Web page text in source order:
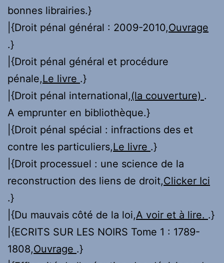
bonnes librairies.}
|{Droit pénal général : 2009-2010,Ouvrage
.}
|{Droit pénal général et procédure
pénale,Le livre .}
|{Droit pénal international,(la couverture) .
A emprunter en bibliothèque.}
|{Droit pénal spécial : infractions des et
contre les particuliers,Le livre .}
|{Droit processuel : une science de la
reconstruction des liens de droit,Clicker Ici
.}
|{Du mauvais côté de la loi,A voir et à lire. .}
|{ECRITS SUR LES NOIRS Tome 1 : 1789-
1808,Ouvrage .}